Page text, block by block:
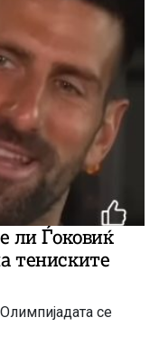
ли Ѓоковиќ
тениските
се